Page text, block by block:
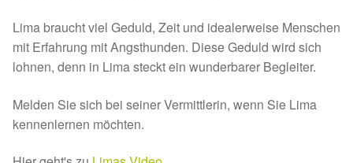
Notnasen mit Handicap
Wichtige Gedanken vor der Adoption
Sicherheitsgeschirr
Lima braucht viel Geduld, Zeit und idealerweise Menschen
mit Erfahrung mit Angsthunden. Diese Geduld wird sich
lohnen, denn in Lima steckt ein wunderbarer Begleiter.
Melden Sie sich bei seiner Vermittlerin, wenn Sie Lima
kennenlernen möchten.